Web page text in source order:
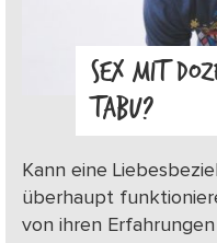
SEX MIT
TABU?
Kann eine
überhaupt
von ihren